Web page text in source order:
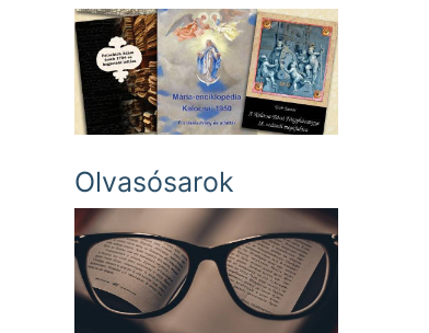
Olvasósarok